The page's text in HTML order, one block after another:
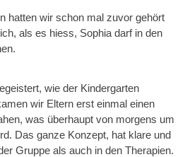
hatten wir schon mal zuvor gehört
als es hiess, Sophia darf in den
wie der Kindergarten
wir Eltern erst einmal einen
was überhaupt von morgens um
Das ganze Konzept, hat klare und
Gruppe als auch in den Therapien.